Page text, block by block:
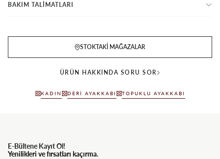
BAKIM TALİMATLARI
STOKTAKI MAĞAZALAR
ÜRÜN HAKKINDA SORU SOR
KADIN DERI AYAKKABI TOPUKLU AYAKKABI
E-Bültene Kayıt Ol!
Yenilikleri ve fırsatları kaçırma.